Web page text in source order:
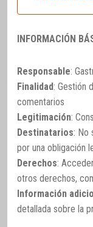
INFORMACIÓN
Responsable:
Finalidad: Gestión
comentarios
Legitimación:
Destinatarios: No
por una obligación
Derechos:
otros derechos,
Información
detallada sobre la